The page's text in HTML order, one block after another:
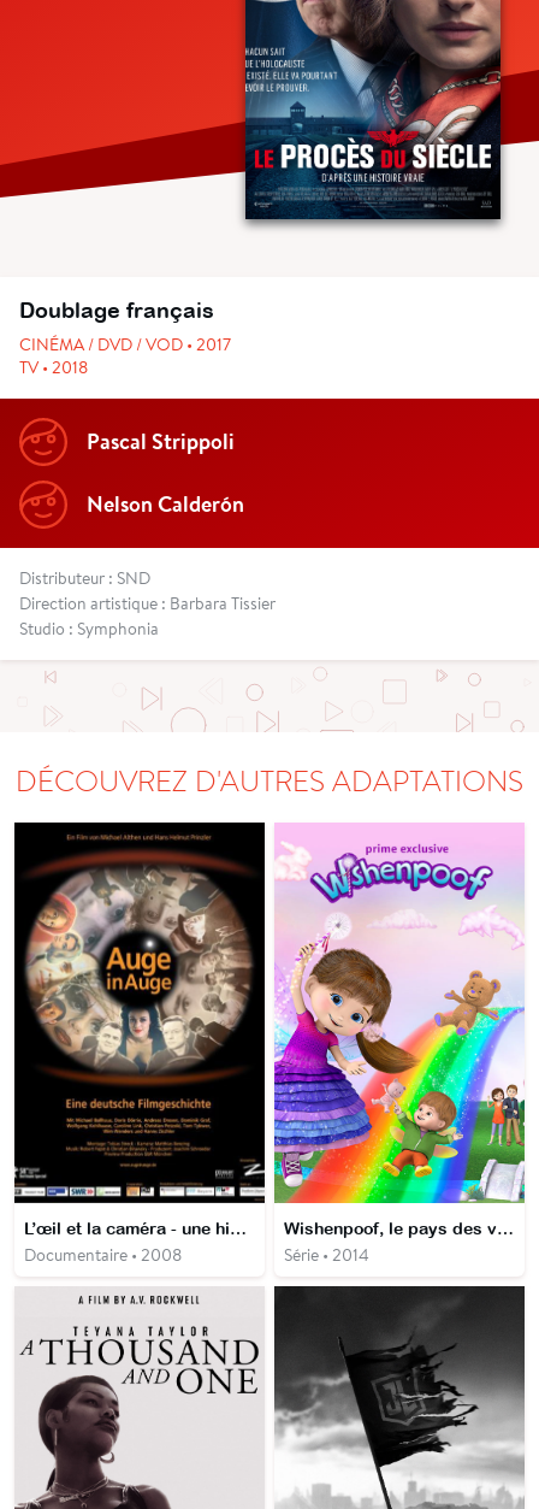
Doublage français
CINÉMA / DVD / VOD • 2017
TV • 2018
Pascal Strippoli
Nelson Calderón
Distributeur : SND
Direction artistique : Barbara Tissier
Studio : Symphonia
DÉCOUVREZ D'AUTRES ADAPTATIONS
L’œil et la caméra - une histoire du cinéma allemand
Documentaire • 2008
Wishenpoof, le pays des voeux
Série • 2014